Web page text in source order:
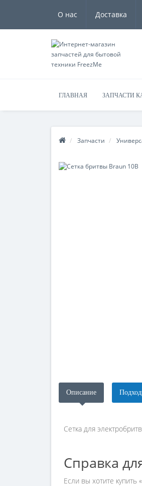
О нас Доставка
ГЛАВНАЯ ЗАПЧАСТИ
Запчасти
Описание
Сетка для
Справка
Если вы хотите